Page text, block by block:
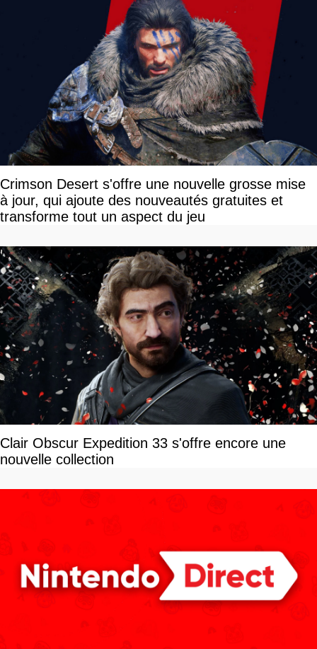
Crimson Desert s'offre une nouvelle grosse mise
à jour, qui ajoute des nouveautés gratuites et
transforme tout un aspect du jeu
Clair Obscur Expedition 33 s'offre encore une
nouvelle collection